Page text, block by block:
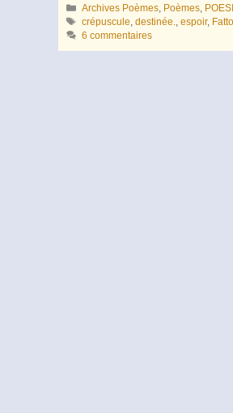
Catégories
Archives Poèmes, Poèmes,
Étiquettes
crépuscule,destinée.,espoir,
6 commentaires